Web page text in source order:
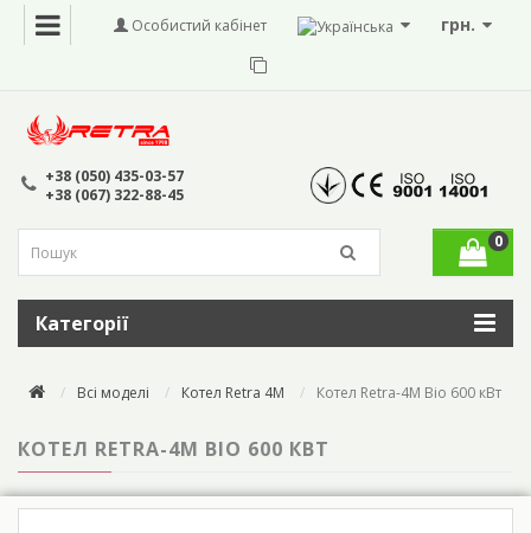
грн.
Особистий кабінет
+38 (050) 435-03-57
+38 (067) 322-88-45
0
Категорії
Всі моделі Котел Retra 4M Котел Retra-4М Bio 600 кВт
КОТЕЛ RETRA-4М BIO 600 КВТ